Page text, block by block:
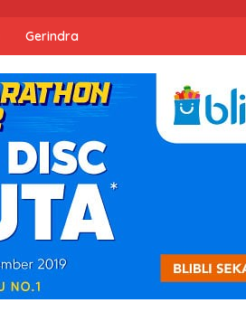
Gerindra